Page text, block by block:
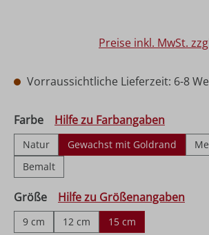
Preise inkl. MwSt.
Vorraussichtliche Lieferzeit: 6-8
Farbeauswählen
Hilfe zu Farbangaben
Natur Gewachst mit Goldrand
Bemalt
Größeauswählen
Hilfe zu Größenangaben
9 cm 12 cm 15 cm